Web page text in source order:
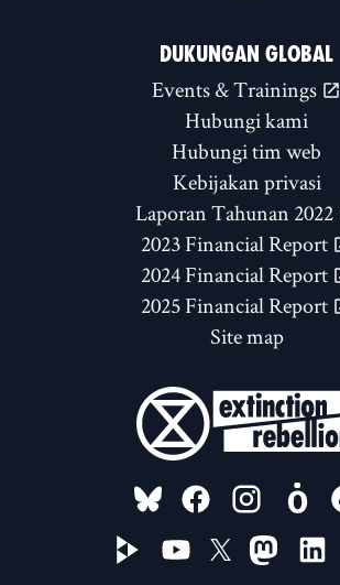
DUKUNGAN GLOBAL
Events & Trainings
Hubungi kami
Hubungi tim web
Kebijakan privasi
Laporan Tahunan 2022
2023 Financial Report
2024 Financial Report
2025 Financial Report
Site map
FOLLOW US ON